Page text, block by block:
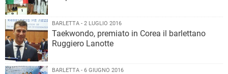
BARLETTA - 2 LUGLIO 2016
Taekwondo, premiato in Corea il barlettano
Ruggiero Lanotte
BARLETTA - 6 GIUGNO 2016